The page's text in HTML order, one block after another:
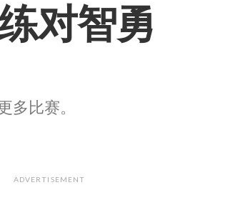
对智勇
比赛。
ADVERTISEMENT